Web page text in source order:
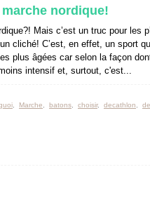
nordique!
Mais c’est un truc pour les
cliché! C’est, en effet, un sport
plus âgées car selon la façon
intensif et, surtout, c'est...
Marche batons choisir, decathlon